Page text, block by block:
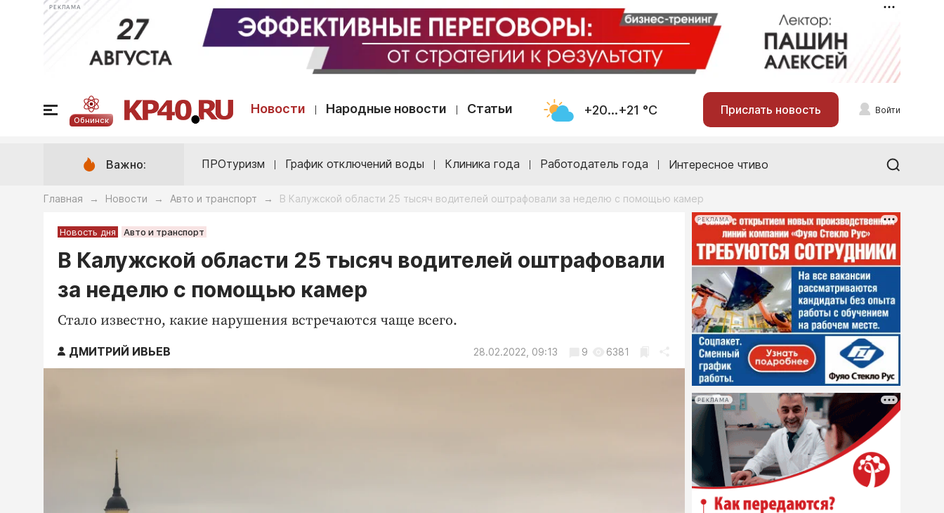
РЕКЛАМА
Обнинск
Новости Народные новости Статьи +20...+21 °С Прислать новость Войти
Важно: ПРОтуризм График отключений воды Клиника года Работодатель года Интересное чтиво
Главная → Новости → Авто и транспорт → В Калужской области 25 тысяч водителей оштрафовали за неделю с помощью камер
Новость дня Авто и транспорт
В Калужской области 25 тысяч водителей оштрафовали
за неделю с помощью камер
Стало известно, какие нарушения встречаются чаще всего.
ДМИТРИЙ ИВЬЕВ 28.02.2022, 09:13 9 6381
РЕКЛАМА
РЕКЛАМА